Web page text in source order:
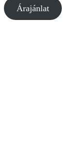
Árajánlat